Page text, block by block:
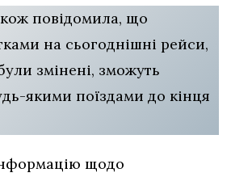
повідомила, що
на сьогоднішні рейси,
змінені, зможуть
якими поїздами до кінця
щодо